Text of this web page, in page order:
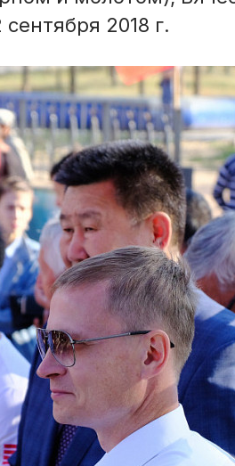
2018 г.